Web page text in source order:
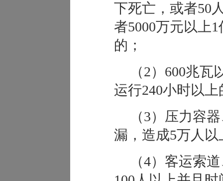
下死亡，或者50
者5000万元以上
的；
（2）600兆
运行240小时以上
（3）压力容
漏，造成5万人
（4）客运索